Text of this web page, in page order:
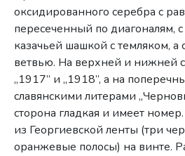
оксидирован­ного серебра с
пересеченный по диагоналям,
казачьей шашкой с темляком,
ветвью. На верхней и нижней
„1917” и „1918”, а на
славянскими литерами
сторона гладкая и имеет
из Георгиевской ленты (три
оранжевые полосы) на винте.